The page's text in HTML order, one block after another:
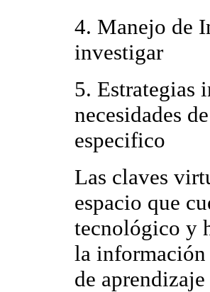
4. Manejo de
investigar
5. Estrategias
necesidades
especifico
Las claves
espacio que
tecnológico y
la información
de